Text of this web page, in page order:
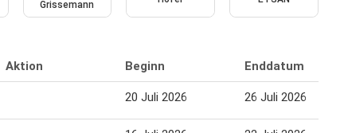
Grissemann
Aktion Beginn Enddatum
20 Juli 2026 26 Juli 2026